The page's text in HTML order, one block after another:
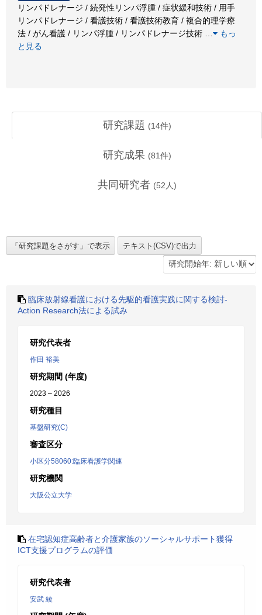
リンパドレナージ / 続発性リンパ浮腫 / 症状緩和技術 / 用手
リンパドレナージ / 看護技術 / 看護技術教育 / 複合的理学療
法 / がん看護 / リンパ浮腫 / リンパドレナージ技術
もっ
と見る
研究課題 (14件)
研究成果 (81件)
共同研究者 (52 人)
臨床放射線看護における先駆的看護実践に関する検討‐
Action Research法による試み
研究代表者
作田 裕美
研究期間 (年度)
2023 – 2026
研究種目
基盤研究(C)
審査区分
小区分58060:臨床看護学関連
研究機関
大阪公立大学
在宅認知症高齢者と介護家族のソーシャルサポート獲得
ICT支援プログラムの評価
研究代表者
安武 綾